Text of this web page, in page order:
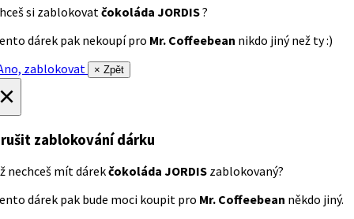
si zablokovat čokoláda JORDIS?
dárek pak nekoupí pro Mr. Coffeebean nikdo jiný než ty :)
zablokovat
× Zpět
zablokování dárku
nechceš mít dárekčokoláda JORDIS zablokovaný?
dárek pak bude moci koupit pro Mr. Coffeebean někdo jiný.